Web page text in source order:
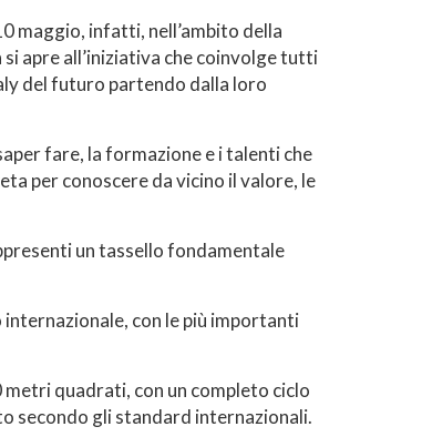
maggio, infatti, nell’ambito della
si apre all’iniziativa che coinvolge tutti
del futuro partendo dalla loro
fare, la formazione e i talenti che
per conoscere da vicino il valore, le
un tassello fondamentale
con le più importanti
metri quadrati, con un completo ciclo
secondo gli standard internazionali.